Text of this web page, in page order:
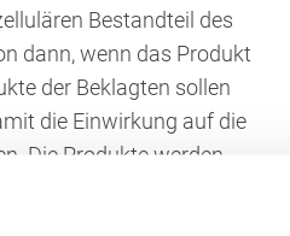
Bestandteil des
dann, wenn das Produkt
der Beklagten sollen
die Einwirkung auf die
Die Produkte werden
unterliegen nicht den
gestützte